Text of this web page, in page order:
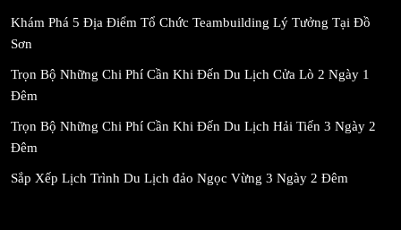
Khám Phá 5 Địa Điểm Tổ Chức Teambuilding Lý Tưởng Tại Đồ
Sơn
Trọn Bộ Những Chi Phí Cần Khi Đến Du Lịch Cửa Lò 2 Ngày 1
Đêm
Trọn Bộ Những Chi Phí Cần Khi Đến Du Lịch Hải Tiến 3 Ngày 2
Đêm
Sắp Xếp Lịch Trình Du Lịch đảo Ngọc Vừng 3 Ngày 2 Đêm